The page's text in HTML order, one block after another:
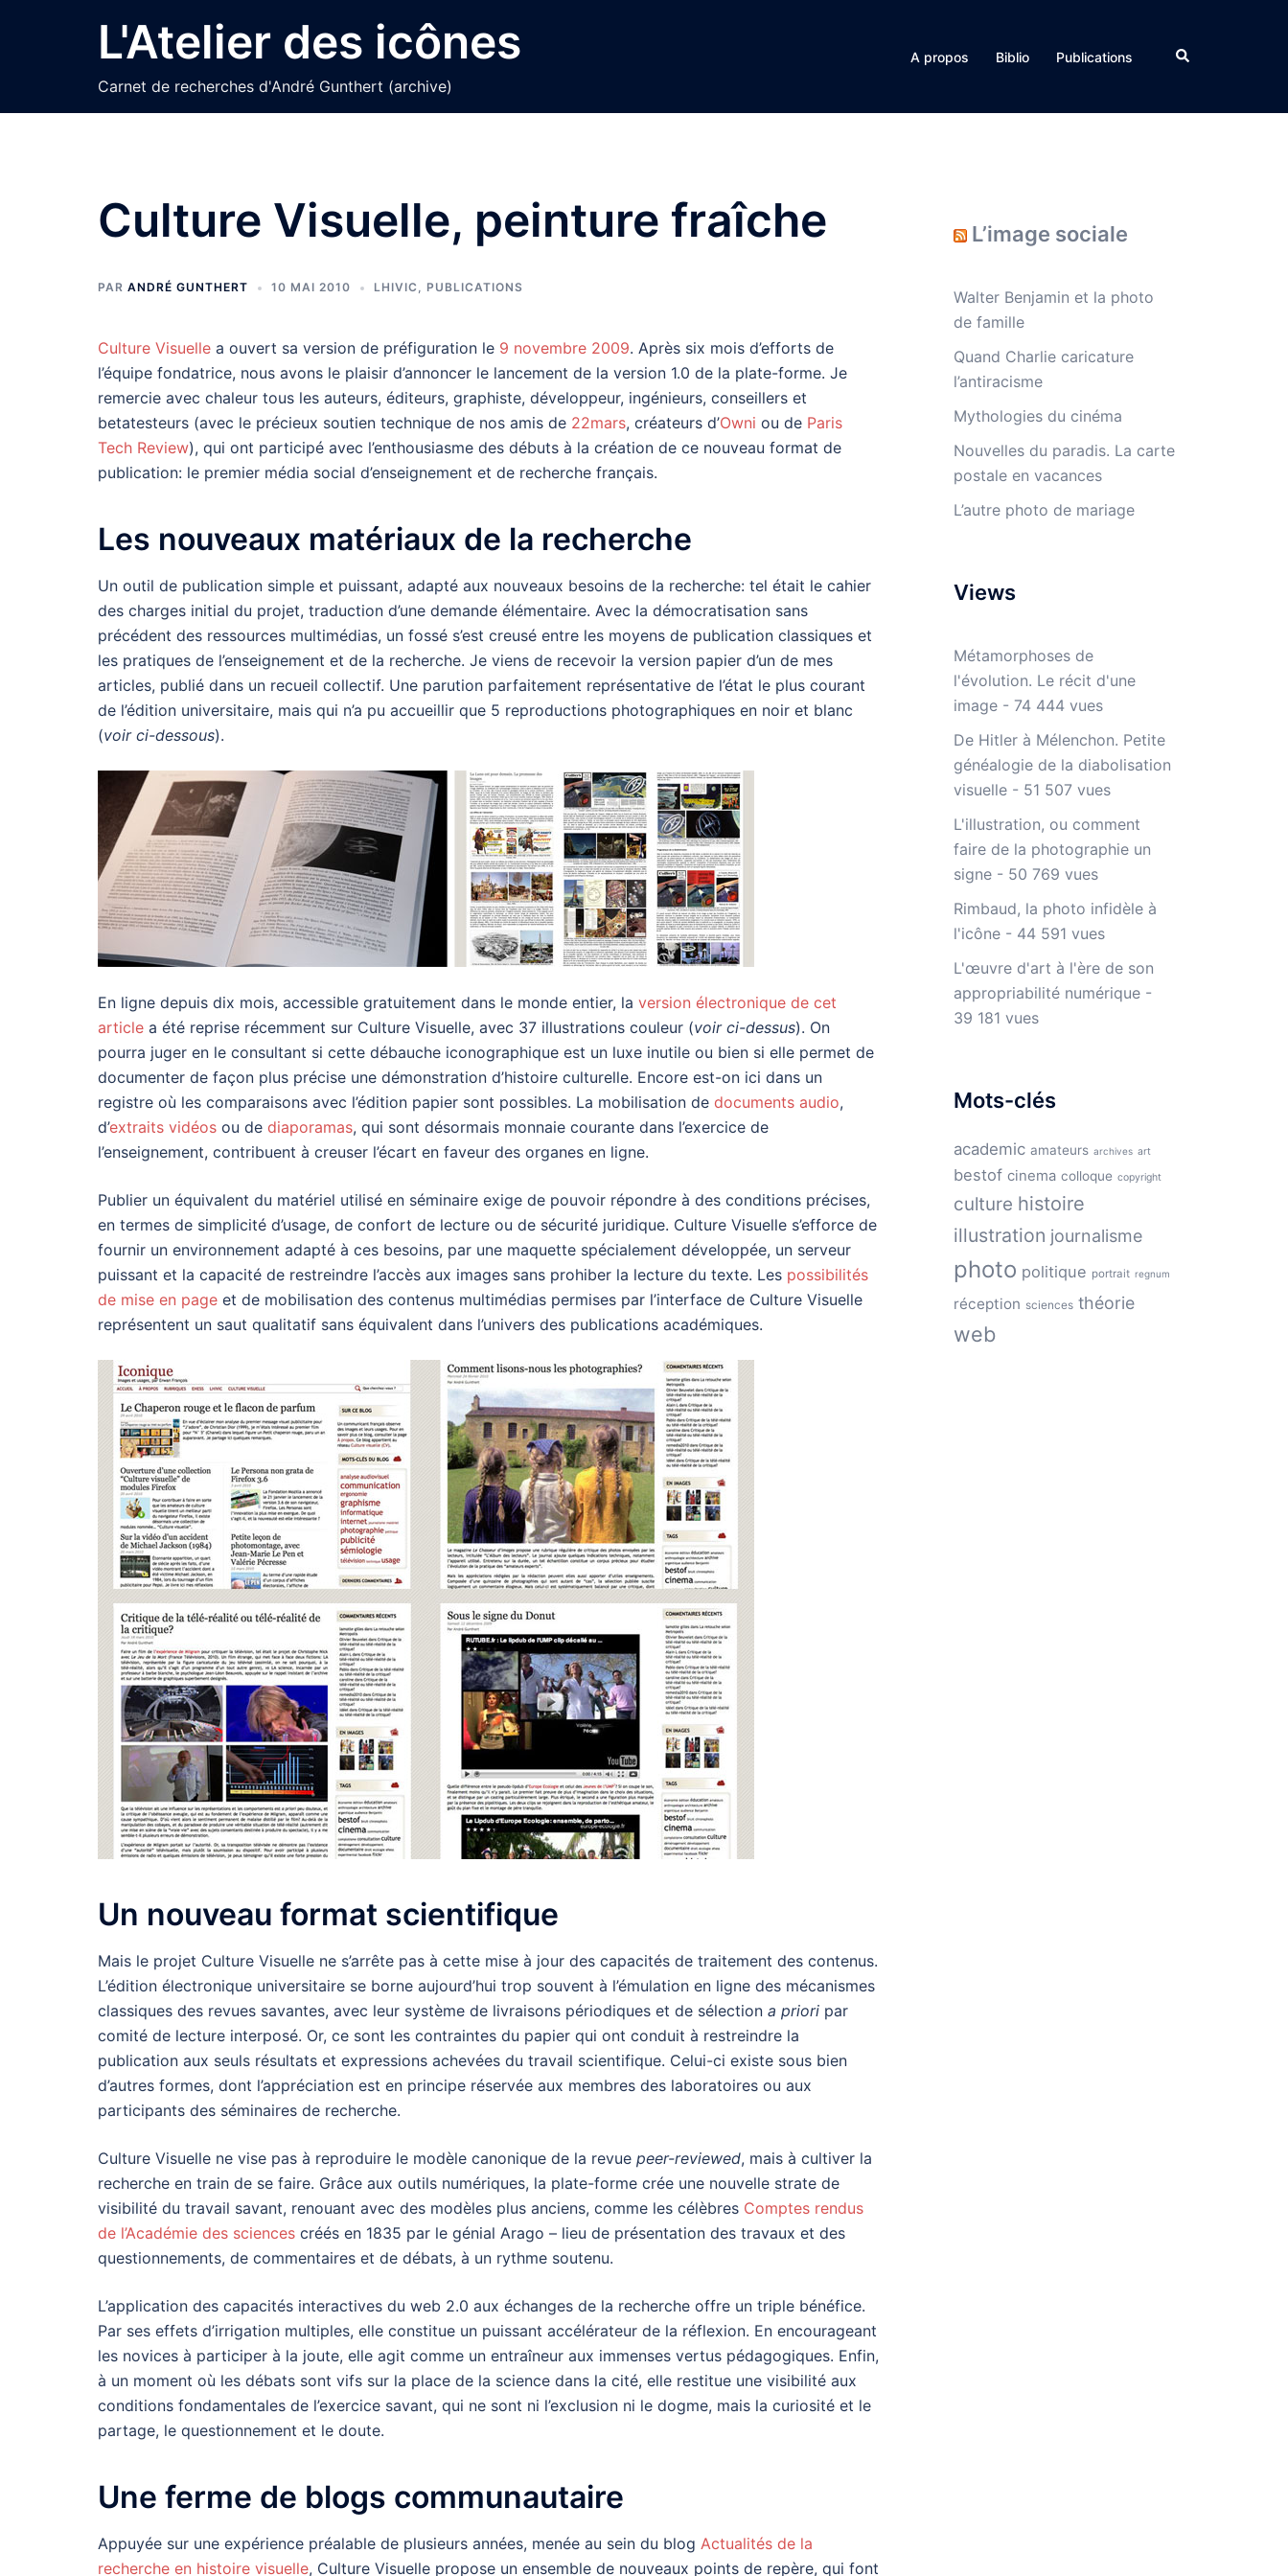
L'Atelier des icônes
Carnet de recherches d'André Gunthert (archive)
A propos Biblio Publications Rechercher
Culture Visuelle, peinture fraîche
PAR ANDRÉ GUNTHERT 10 MAI 2010 LHIVIC , PUBLICATIONS
Culture Visuelle a ouvert sa version de préfiguration le 9 novembre 2009. Après six mois d’efforts de
l’équipe fondatrice, nous avons le plaisir d’annoncer le lancement de la version 1.0 de la plate-forme. Je
remercie avec chaleur tous les auteurs, éditeurs, graphiste, développeur, ingénieurs, conseillers et
betatesteurs (avec le précieux soutien technique de nos amis de 22mars, créateurs d’Owni ou de Paris
Tech Review), qui ont participé avec l’enthousiasme des débuts à la création de ce nouveau format de
publication: le premier média social d’enseignement et de recherche français.
Les nouveaux matériaux de la recherche
Un outil de publication simple et puissant, adapté aux nouveaux besoins de la recherche: tel était le cahier
des charges initial du projet, traduction d’une demande élémentaire. Avec la démocratisation sans
précédent des ressources multimédias, un fossé s’est creusé entre les moyens de publication classiques et
les pratiques de l’enseignement et de la recherche. Je viens de recevoir la version papier d’un de mes
articles, publié dans un recueil collectif. Une parution parfaitement représentative de l’état le plus courant
de l’édition universitaire, mais qui n’a pu accueillir que 5 reproductions photographiques en noir et blanc
(voir ci-dessous).
En ligne depuis dix mois, accessible gratuitement dans le monde entier, la version électronique de cet
article a été reprise récemment sur Culture Visuelle, avec 37 illustrations couleur (voir ci-dessus). On
pourra juger en le consultant si cette débauche iconographique est un luxe inutile ou bien si elle permet de
documenter de façon plus précise une démonstration d’histoire culturelle. Encore est-on ici dans un
registre où les comparaisons avec l’édition papier sont possibles. La mobilisation de documents audio,
d’extraits vidéos ou de diaporamas, qui sont désormais monnaie courante dans l’exercice de
l’enseignement, contribuent à creuser l’écart en faveur des organes en ligne.
Publier un équivalent du matériel utilisé en séminaire exige de pouvoir répondre à des conditions précises,
en termes de simplicité d’usage, de confort de lecture ou de sécurité juridique. Culture Visuelle s’efforce de
fournir un environnement adapté à ces besoins, par une maquette spécialement développée, un serveur
puissant et la capacité de restreindre l’accès aux images sans prohiber la lecture du texte. Les possibilités
de mise en page et de mobilisation des contenus multimédias permises par l’interface de Culture Visuelle
représentent un saut qualitatif sans équivalent dans l’univers des publications académiques.
Un nouveau format scientifique
Mais le projet Culture Visuelle ne s’arrête pas à cette mise à jour des capacités de traitement des contenus.
L’édition électronique universitaire se borne aujourd’hui trop souvent à l’émulation en ligne des mécanismes
classiques des revues savantes, avec leur système de livraisons périodiques et de sélection a priori par
comité de lecture interposé. Or, ce sont les contraintes du papier qui ont conduit à restreindre la
publication aux seuls résultats et expressions achevées du travail scientifique. Celui-ci existe sous bien
d’autres formes, dont l’appréciation est en principe réservée aux membres des laboratoires ou aux
participants des séminaires de recherche.
Culture Visuelle ne vise pas à reproduire le modèle canonique de la revue peer-reviewed, mais à cultiver la
recherche en train de se faire. Grâce aux outils numériques, la plate-forme crée une nouvelle strate de
visibilité du travail savant, renouant avec des modèles plus anciens, comme les célèbres Comptes rendus
de l’Académie des sciences créés en 1835 par le génial Arago – lieu de présentation des travaux et des
questionnements, de commentaires et de débats, à un rythme soutenu.
L’application des capacités interactives du web 2.0 aux échanges de la recherche offre un triple bénéfice.
Par ses effets d’irrigation multiples, elle constitue un puissant accélérateur de la réflexion. En encourageant
les novices à participer à la joute, elle agit comme un entraîneur aux immenses vertus pédagogiques. Enfin,
à un moment où les débats sont vifs sur la place de la science dans la cité, elle restitue une visibilité aux
conditions fondamentales de l’exercice savant, qui ne sont ni l’exclusion ni le dogme, mais la curiosité et le
partage, le questionnement et le doute.
Une ferme de blogs communautaire
Appuyée sur une expérience préalable de plusieurs années, menée au sein du blog Actualités de la
recherche en histoire visuelle, Culture Visuelle propose un ensemble de nouveaux points de repère, qui font
L’image sociale
Walter Benjamin et la photo
de famille
Quand Charlie caricature
l’antiracisme
Mythologies du cinéma
Nouvelles du paradis. La carte
postale en vacances
L’autre photo de mariage
Views
Métamorphoses de
l'évolution. Le récit d'une
image- 74 444 vues
De Hitler à Mélenchon. Petite
généalogie de la diabolisation
visuelle- 51 507 vues
L'illustration, ou comment
faire de la photographie un
signe- 50 769 vues
Rimbaud, la photo infidèle à
l'icône- 44 591 vues
L'œuvre d'art à l'ère de son
appropriabilité numérique-
39 181 vues
Mots-clés
academic amateurs archives art
bestof cinema colloque copyright
culture histoire
illustration journalisme
photo politique portrait regnum
réception sciences théorie
web